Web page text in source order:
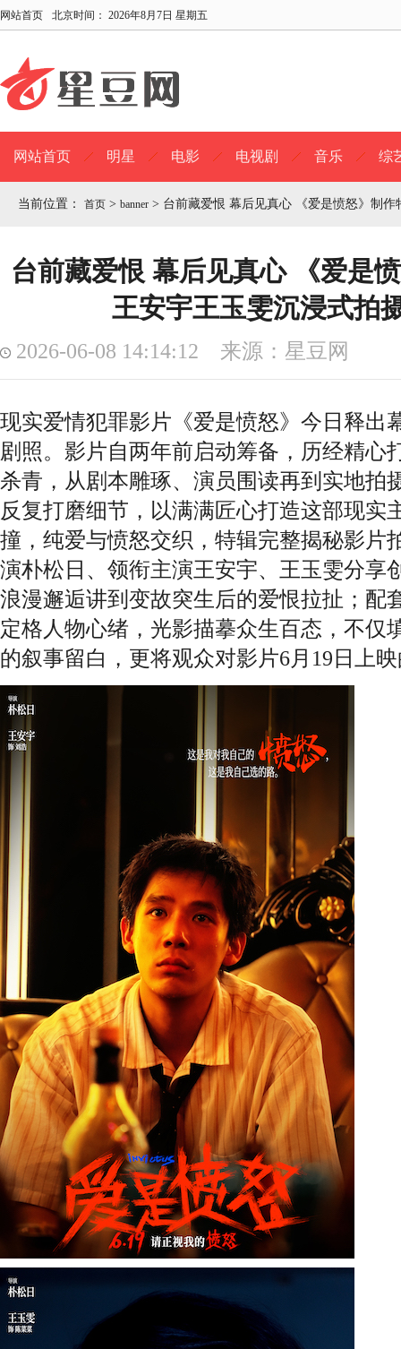
网站首页 北京时间： 2026年8月7日 星期五
网站首页 明星 电影 电视剧 音乐 综
当前位置： 首页 > banner > 台前藏爱恨 幕后见真心 《爱是愤怒》制
台前藏爱恨 幕后见真心 《爱是
王安宇王玉雯沉浸式拍
2026-06-08 14:14:12 来源：星豆网
现实爱情犯罪影片《爱是愤怒》今日释出
剧照。影片自两年前启动筹备，历经精心
杀青，从剧本雕琢、演员围读再到实地拍
反复打磨细节，以满满匠心打造这部现实
撞，纯爱与愤怒交织，特辑完整揭秘影片
演朴松日、领衔主演王安宇、王玉雯分享
浪漫邂逅讲到变故突生后的爱恨拉扯；配
定格人物心绪，光影描摹众生百态，不仅
的叙事留白，更将观众对影片6月19日上